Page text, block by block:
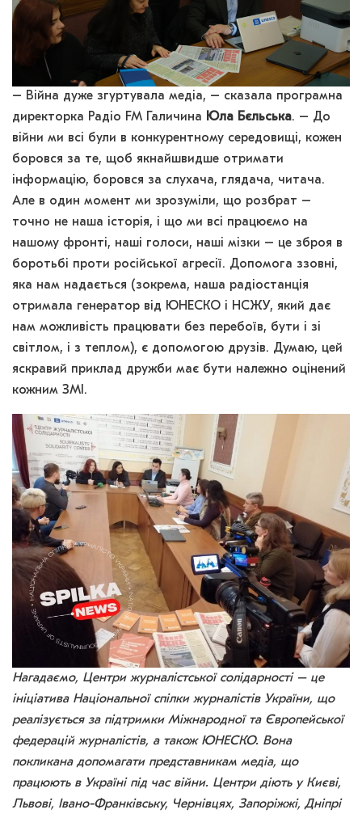
– Війна дуже згуртувала медіа, – сказала програмна
директорка Радіо FM Галичина Юла Бєльська. – До
війни ми всі були в конкурентному середовищі, кожен
боровся за те, щоб якнайшвидше отримати
інформацію, боровся за слухача, глядача, читача.
Але в один момент ми зрозуміли, що розбрат –
точно не наша історія, і що ми всі працюємо на
нашому фронті, наші голоси, наші мізки – це зброя в
боротьбі проти російської агресії. Допомога ззовні,
яка нам надається (зокрема, наша радіостанція
отримала генератор від ЮНЕСКО і НСЖУ, який дає
нам можливість працювати без перебоїв, бути і зі
світлом, і з теплом), є допомогою друзів. Думаю, цей
яскравий приклад дружби має бути належно оцінений
кожним ЗМІ.
Нагадаємо, Центри журналістської солідарності – це
ініціатива Національної спілки журналістів України, що
реалізується за підтримки Міжнародної та Європейської
федерацій журналістів, а також ЮНЕСКО. Вона
покликана допомагати представникам медіа, що
працюють в Україні під час війни. Центри діють у Києві,
Львові, Івано-Франківську, Чернівцях, Запоріжжі, Дніпрі